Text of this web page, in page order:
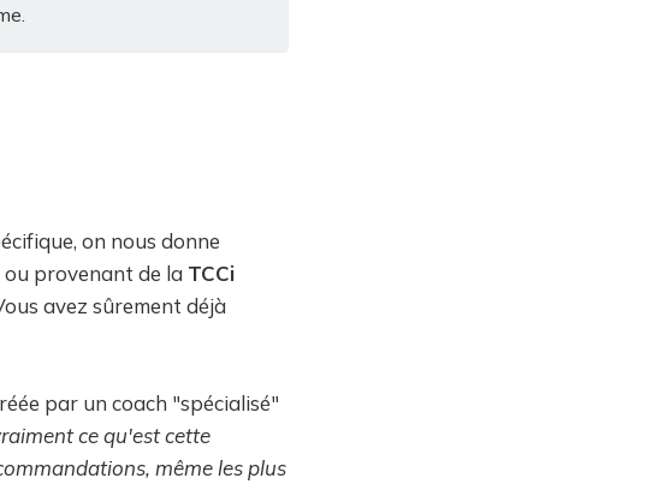
on nous donne
ou provenant de la TCCi
avez sûrement déjà
par un coach "spécialisé"
ce qu'est cette
même les plus